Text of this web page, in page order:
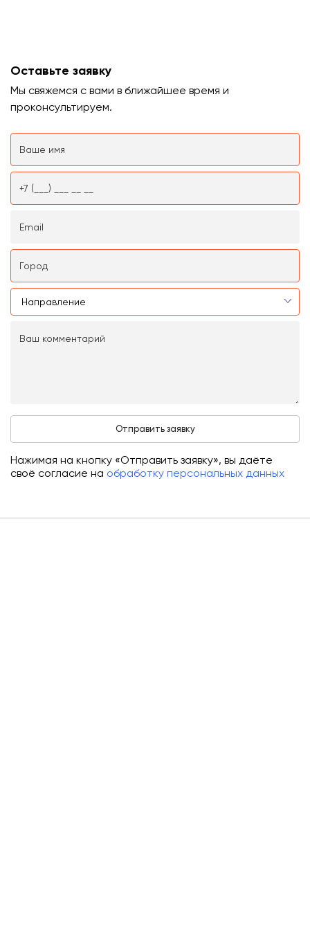
Оставьте заявку
Мы свяжемся с вами в ближайшее время и
проконсультируем.
Нажимая на кнопку «Отправить заявку», вы даёте
своё согласие на обработку персональных данных